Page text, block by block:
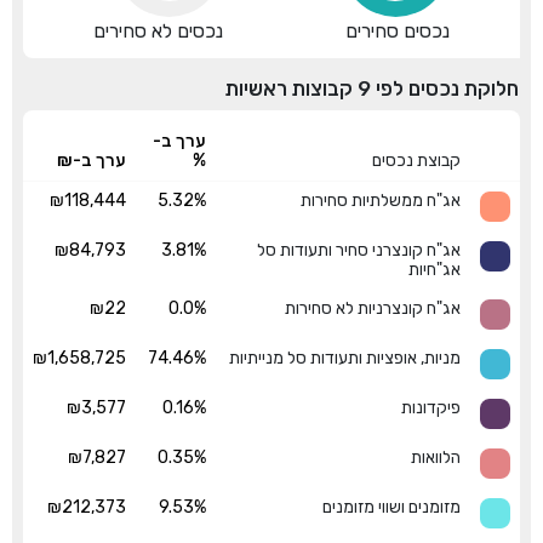
נכסים סחירים נכסים לא סחירים
חלוקת נכסים לפי 9 קבוצות ראשיות
קבוצת נכסים
ערך ב-
%
ערך ב-₪
אג"ח ממשלתיות סחירות
5.32%
₪118,444
אג"ח קונצרני סחיר ותעודות סל
אג"חיות
3.81%
₪84,793
אג"ח קונצרניות לא סחירות 0.0%
₪22
מניות, אופציות ותעודות סל מנייתיות 74.46%
₪1,658,725
פיקדונות 0.16%
₪3,577
הלוואות 0.35%
₪7,827
מזומנים ושווי מזומנים 9.53%
₪212,373